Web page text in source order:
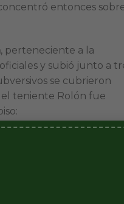
entonces
, perteneciente a la
y subió junto a
se cubrieron
el teniente Rolón fue
arrojaron por turno. Una
de aire caliente salía
comandos se lanzaron